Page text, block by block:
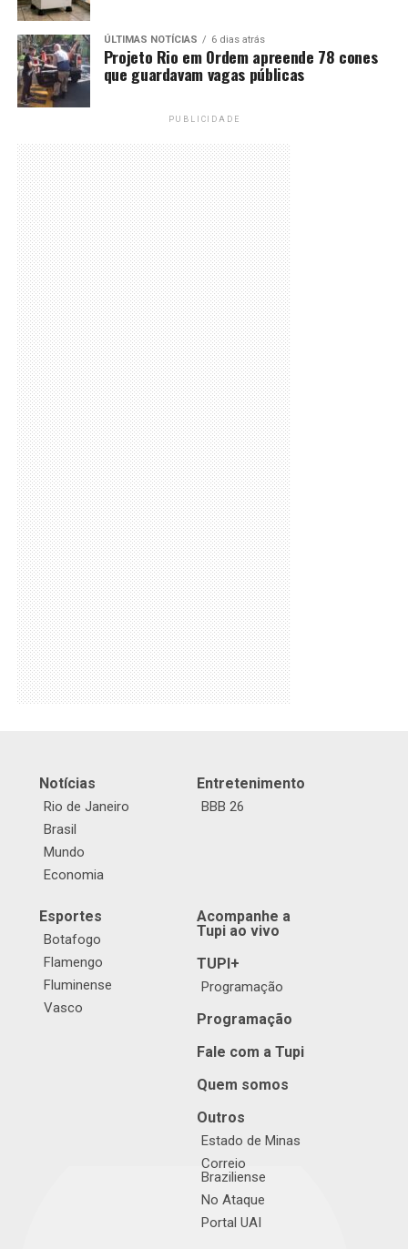
ÚLTIMAS NOTÍCIAS 6 dias atrás
Projeto Rio em Ordem apreende 78 cones
que guardavam vagas públicas
PUBLICIDADE
Notícias
Rio de Janeiro
Brasil
Mundo
Economia
Entretenimento
BBB 26
Esportes
Botafogo
Flamengo
Fluminense
Vasco
Acompanhe a
Tupi ao vivo
TUPI+
Programação
Programação
Fale com a Tupi
Quem somos
Outros
Estado de Minas
Correio
Braziliense
No Ataque
Portal UAI